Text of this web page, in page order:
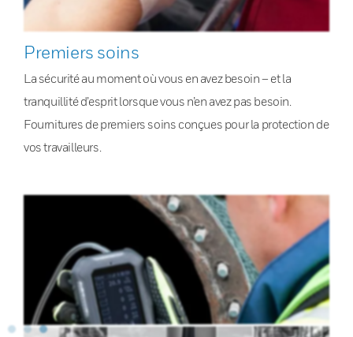
Premiers soins
La sécurité au moment où vous en avez besoin – et la
tranquillité d’esprit lorsque vous n’en avez pas besoin.
Fournitures de premiers soins conçues pour la protection de
vos travailleurs.